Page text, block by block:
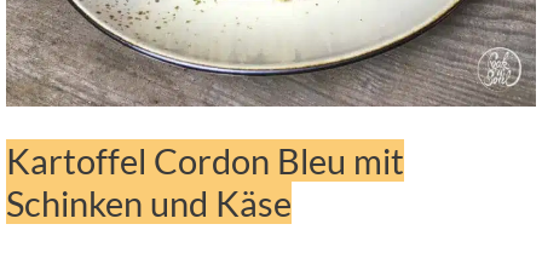
Kartoffel Cordon Bleu mit
Schinken und Käse